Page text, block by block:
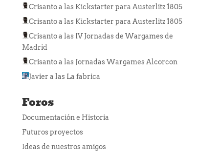
Crisantoa las Kickstarter para Austerlitz 1805
Crisantoa las Kickstarter para Austerlitz 1805
Crisantoa las IV Jornadas de Wargames de
Madrid
Crisantoa las Jornadas Wargames Alcorcon
Javier a las La fabrica
Foros
Documentación e Historia
Futuros proyectos
Ideas de nuestros amigos